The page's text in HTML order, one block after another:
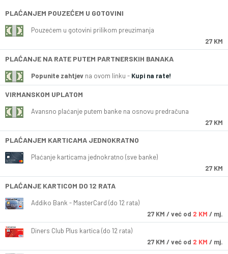
PLAĆANJEM POUZEĆEM U GOTOVINI
Pouzećem u gotovini prilikom preuzimanja
27 KM
PLAĆANJE NA RATE PUTEM PARTNERSKIH BANAKA
Popunite zahtjev na ovom linku - Kupi na rate!
VIRMANSKOM UPLATOM
Avansno plaćanje putem banke na osnovu predračuna
27 KM
PLAĆANJEM KARTICAMA JEDNOKRATNO
Plaćanje karticama jednokratno (sve banke)
27 KM
PLAĆANJE KARTICOM DO 12 RATA
Addiko Bank - MasterCard (do 12 rata)
27 KM / već od 2 KM / mj.
Diners Club Plus kartica (do 12 rata)
27 KM / već od 2 KM / mj.